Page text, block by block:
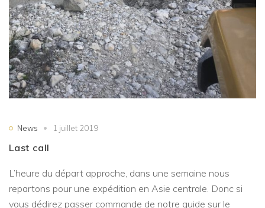
News 1 juillet 2019
Last call
L’heure du départ approche, dans une semaine nous
repartons pour une expédition en Asie centrale. Donc si
vous dédirez passer commande de notre guide sur le